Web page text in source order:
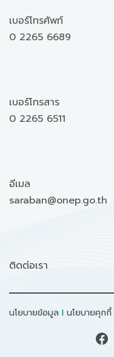
เบอร์โทรศัพท์
0 2265 6689
เบอร์โทรสาร
0 2265 6511
อีเมล
saraban@onep.go.th
ติดต่อเรา
นโยบายข้อมูล I นโยบายคุกกี้
Facebook